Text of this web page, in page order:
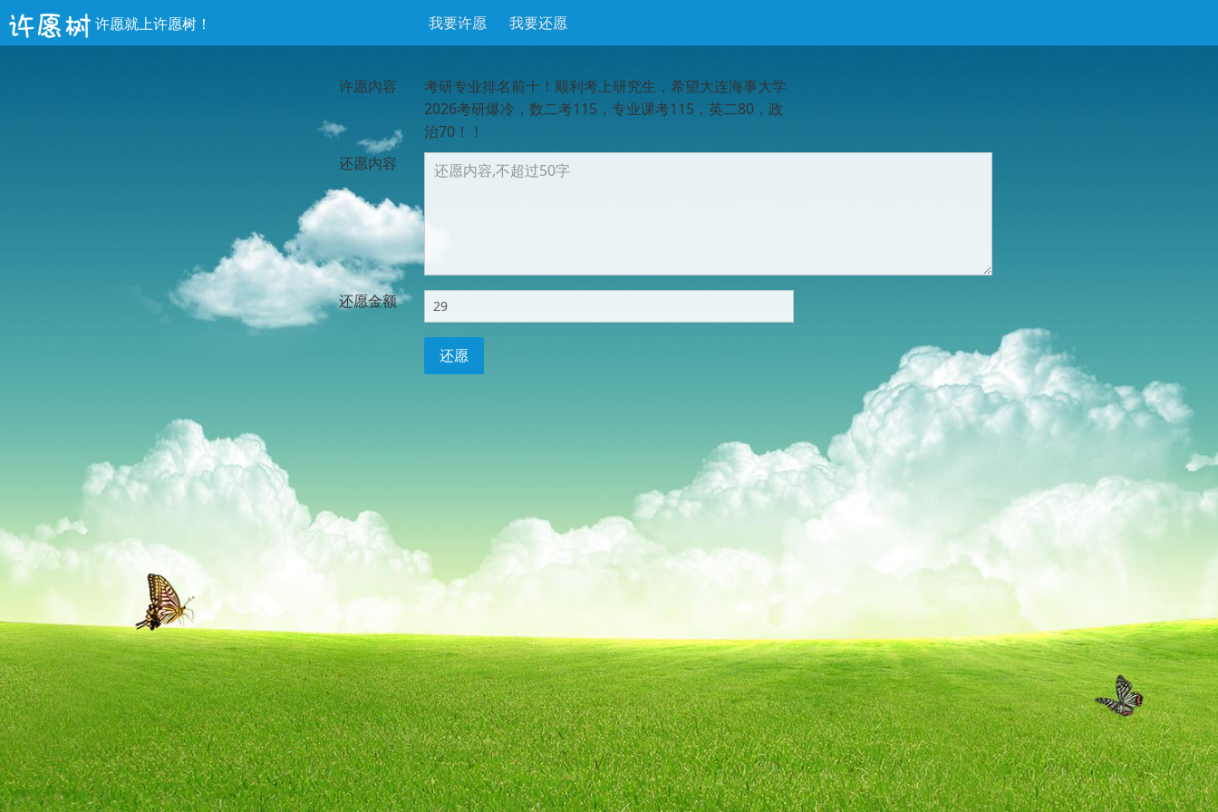
许愿就上许愿树！ 我要许愿 我要还愿
许愿内容
考研专业排名前十！顺利考上研究生，希望大连海事大学
2026考研爆冷，数二考115，专业课考115，英二80，政
治70！！
还愿内容
还愿金额
还愿